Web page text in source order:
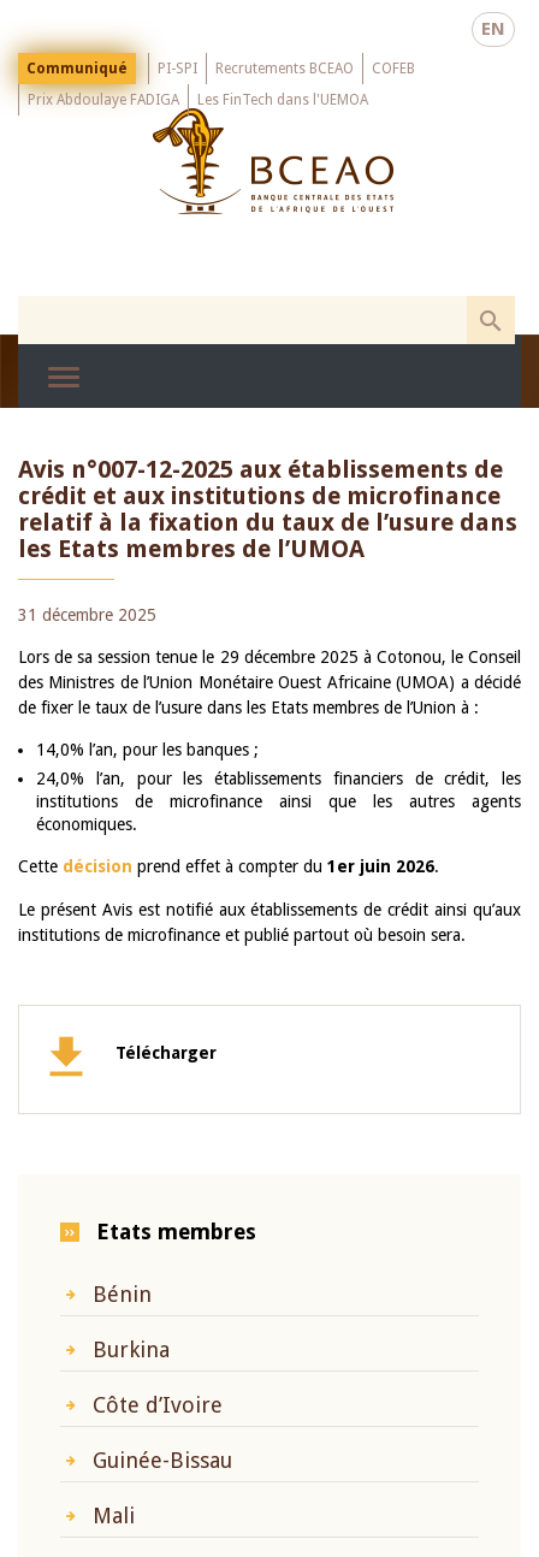
main
EN
Menu
Top
Communiqué PI-SPI Recrutements BCEAO
COFEB
Prix Abdoulaye FADIGA
Les FinTech dans l'UEMOA
Avis n°007-12-2025 aux établissements de
crédit et aux institutions de microfinance
relatif à la fixation du taux de l’usure dans
les Etats membres de l’UMOA
31 décembre 2025
Lors de sa session tenue le 29 décembre 2025 à Cotonou, le Conseil
des Ministres de l’Union Monétaire Ouest Africaine (UMOA) a décidé
de fixer le taux de l’usure dans les Etats membres de l’Union à :
14,0% l’an, pour les banques ;
24,0% l’an, pour les établissements financiers de crédit, les
institutions de microfinance ainsi que les autres agents
économiques.
Cette décision prend effet à compter du 1er juin 2026.
Le présent Avis est notifié aux établissements de crédit ainsi qu’aux
institutions de microfinance et publié partout où besoin sera.
Télécharger
Etats membres
Bénin
Burkina
Côte d’Ivoire
Guinée-Bissau
Mali